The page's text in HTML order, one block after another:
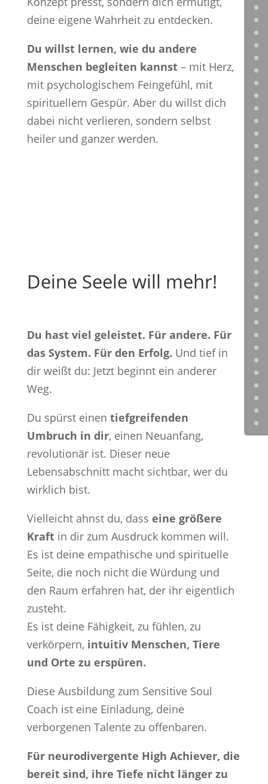
deine eigene Wahrheit zu entdecken.
Du willst lernen, wie du andere
Menschen begleiten kannst– mit Herz,
mit psychologischem Feingefühl, mit
spirituellem Gespür. Aber du willst dich
dabei nicht verlieren, sondern selbst
heiler und ganzer werden.
Deine Seele will mehr!
Du hast viel geleistet. Für andere. Für
das System. Für den Erfolg. Und tief in
dir weißt du: Jetzt beginnt ein anderer
Weg.
Du spürst einen tiefgreifenden
Umbruch in dir, einen Neuanfang,
revolutionär ist. Dieser neue
Lebensabschnitt macht sichtbar, wer du
wirklich bist.
Vielleicht ahnst du, dass eine größere
Kraftin dir zum Ausdruck kommen will.
Es ist deine empathische und spirituelle
Seite, die noch nicht die Würdung und
den Raum erfahren hat, der ihr eigentlich
zusteht.
Es ist deine Fähigkeit, zu fühlen, zu
verkörpern, intuitiv Menschen, Tiere
und Orte zu erspüren.
Diese Ausbildung zum Sensitive Soul
Coach ist eine Einladung, deine
verborgenen Talente zu offenbaren.
Für neurodivergente High Achiever, die
bereit sind, ihre Tiefe nicht länger zu